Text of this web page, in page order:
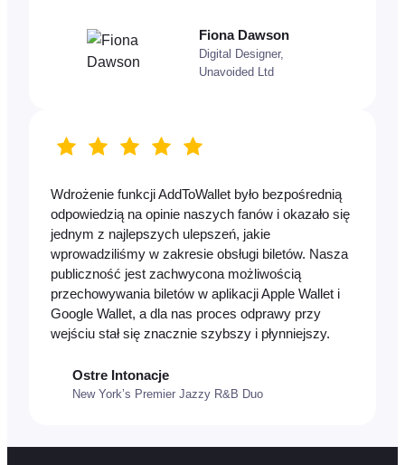
Fiona Dawson
Digital Designer,
Unavoided Ltd
Wdrożenie funkcji AddToWallet było bezpośrednią
odpowiedzią na opinie naszych fanów i okazało się
jednym z najlepszych ulepszeń, jakie
wprowadziliśmy w zakresie obsługi biletów. Nasza
publiczność jest zachwycona możliwością
przechowywania biletów w aplikacji Apple Wallet i
Google Wallet, a dla nas proces odprawy przy
wejściu stał się znacznie szybszy i płynniejszy.
Ostre Intonacje
New York’s Premier Jazzy R&B Duo